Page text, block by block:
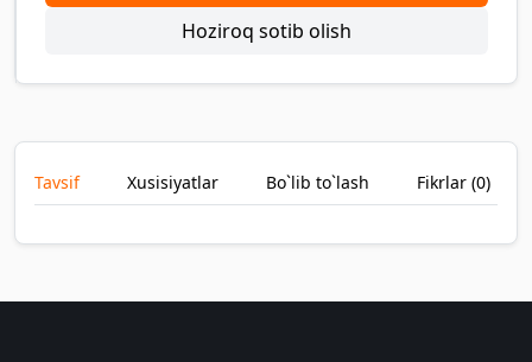
Hoziroq sotib olish
Tavsif Xusisiyatlar Bo`lib to`lash Fikrlar (0)